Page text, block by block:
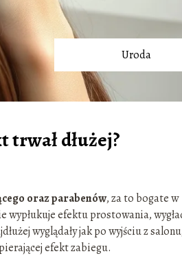
Uroda
trwał dłużej?
oraz parabenów, za to bogate w
efektu prostowania,
wyglądały jak po wyjściu z
efekt zabiegu.